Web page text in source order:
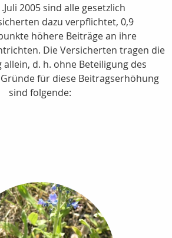
2005 sind alle gesetzlich
dazu verpflichtet, 0,9
höhere Beiträge an ihre
Die Versicherten tragen die
d. h. ohne Beteiligung des
für diese Beitragserhöhung
sind folgende: